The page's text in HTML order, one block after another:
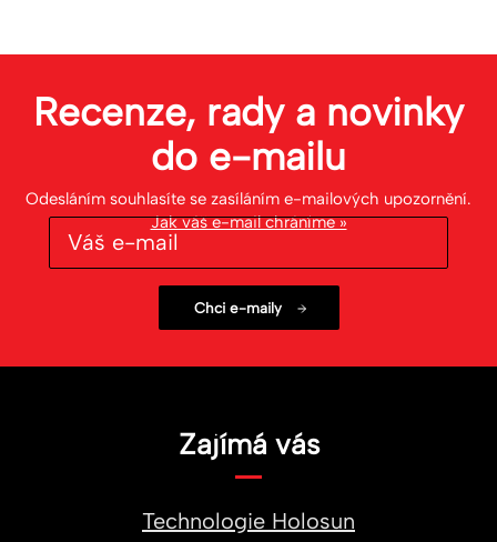
Recenze, rady a novinky
do e-mailu
Odesláním souhlasíte se zasíláním e-mailových upozornění.
Jak váš e-mail chráníme »
Zajímá vás
Technologie Holosun